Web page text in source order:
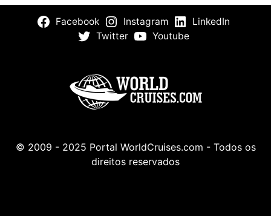
Facebook Instagram
LinkedIn
Twitter
Youtube
© 2009 - 2025 Portal WorldCruises.com - Todos os
direitos reservados